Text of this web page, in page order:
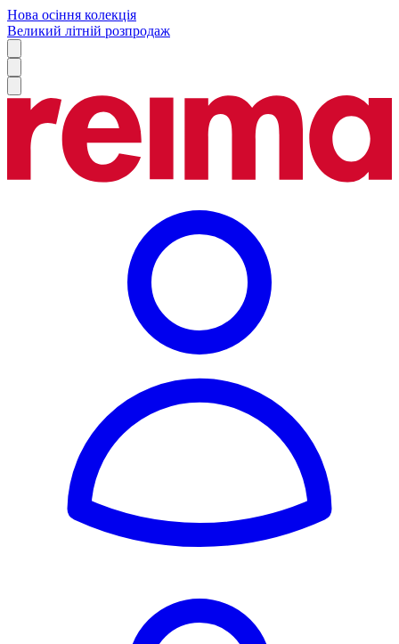
Нова осіння колекція
Великий літній розпродаж